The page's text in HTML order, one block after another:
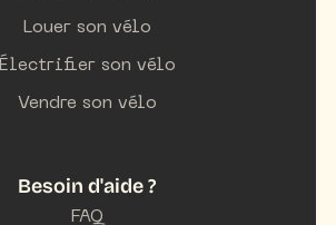
Louer son vélo
Électrifier son vélo
Vendre son vélo
Besoin d'aide ?
FAQ